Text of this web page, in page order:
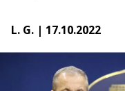
L. G. | 17.10.2022